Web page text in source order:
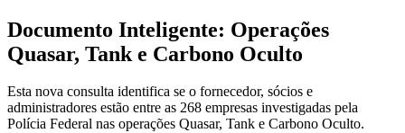
Documento Inteligente: Operações
Quasar, Tank e Carbono Oculto
Esta nova consulta identifica se o fornecedor, sócios e
administradores estão entre as 268 empresas investigadas pela
Polícia Federal nas operações Quasar, Tank e Carbono Oculto.